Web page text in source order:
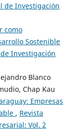
de Investigación
como
Sostenible
Investigación
Blanco
Chap Kau
Empresas
, Revista
Vol. 2